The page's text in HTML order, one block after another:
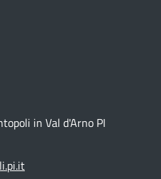
in Val d'Arno PI